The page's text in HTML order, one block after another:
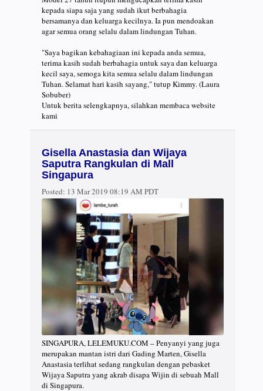
kepada siapa saja yang sudah ikut berbahagia
bersamanya dan keluarga kecilnya. Ia pun mendoakan
agar semua orang selalu dalam lindungan Tuhan.
"Saya bagikan kebahagiaan ini kepada anda semua,
terima kasih sudah berbahagia untuk saya dan keluarga
kecil saya, semoga kita semua selalu dalam lindungan
Tuhan. Selamat hari kasih sayang," tutup Kimmy. (Laura
Sobuber)
Untuk berita selengkapnya, silahkan membaca website
kami
Gisella Anastasia dan Wijaya
Saputra Rangkulan di Mall
Singapura
Posted: 13 Mar 2019 08:19 AM PDT
SINGAPURA, LELEMUKU.COM – Penyanyi yang juga
merupakan mantan istri dari Gading Marten, Gisella
Anastasia terlihat sedang rangkulan dengan pebasket
Wijaya Saputra yang akrab disapa Wijin di sebuah Mall
di Singapura.